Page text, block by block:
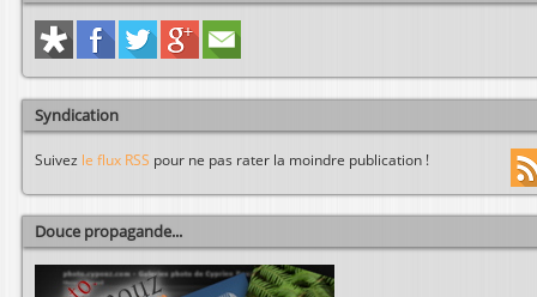
Syndication
Suivez le flux RSS pour ne pas rater la moindre publication !
Douce propagande...